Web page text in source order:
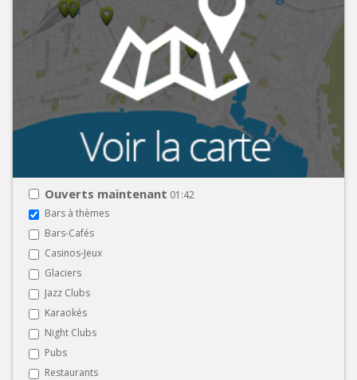
Ouverts maintenant 01:42
Bars à thèmes
Bars-Cafés
Casinos-Jeux
Glaciers
Jazz Clubs
Karaokés
Night Clubs
Pubs
Restaurants